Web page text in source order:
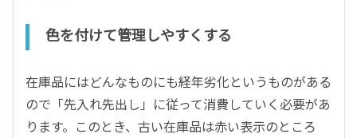
色を付けて管理しやすくする
在庫品にはどんなものにも経年劣化というものがある
ので「先入れ先出し」に従って消費していく必要があ
ります。このとき、古い在庫品は赤い表示のところ